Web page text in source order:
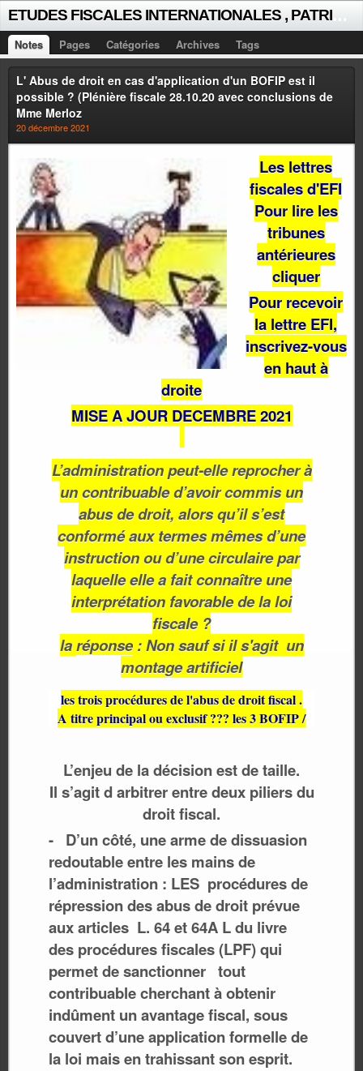
Notes Pages Catégories Archives Tags
L' Abus de droit en cas d'application d'un BOFIP est il
possible ? (Plénière fiscale 28.10.20 avec conclusions de
Mme Merloz
20 décembre 2021
Les lettres
fiscales d'EFI
Pour lire les
tribunes
antérieures
cliquer
Pour recevoir
la lettre EFI,
inscrivez-vous
en haut à
droite
MISE A JOUR DECEMBRE 2021
L’administration peut-elle reprocher à
un contribuable d’avoir commis un
abus de droit, alors qu’il s’est
conformé aux termes mêmes d’une
instruction ou d’une circulaire par
laquelle elle a fait connaître une
interprétation favorable de la loi
fiscale ?
laréponse: Non sauf si il s'agit un
montage artificiel
les trois procédures de l'abus de droit fiscal .
A titre principal ou exclusif ??? les 3 BOFIP /
L’enjeu de la décision est de taille.
Il s’agit d arbitrer entre deux piliers du
droit fiscal.
- D’un côté, une arme de dissuasion
redoutable entre les mains de
l’administration : LES procédures de
répression des abus de droit prévue
aux articles L. 64 et 64A L du livre
des procédures fiscales (LPF) qui
permet de sanctionner tout
contribuable cherchant à obtenir
indûment un avantage fiscal, sous
couvert d’une application formelle de
la loi mais en trahissant son esprit.